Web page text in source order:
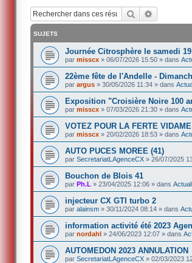
Rechercher
SUJETS
Journée Citrosphère le samedi
parmisscx »06/07/2026 15:50 » dans
22ème fête de l'Andelle -
parargus »30/05/2026 11:34 » dans
Exposition "Croisière Noire 100
parmisscx »07/03/2026 21:30 » dans
VOTEZ POUR LA FERTE
parmisscx »20/02/2026 18:53 » dans
AUTO PUCES MOREE (41)
parSecretariatLAgenceCX »26/07/2025
Bouchon de Blois 41
parPh.L »23/04/2025 12:06 » dans
injecteur CX GTI turbo 2
paralainsm »30/11/2024 08:14 » dans
information activité été 2023
parnordahl »24/06/2023 12:07 » dans
AUTOMEDON 2023 ANNULATION
parSecretariatLAgenceCX »02/03/2023